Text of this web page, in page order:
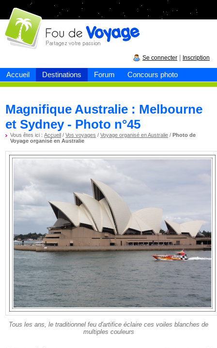
Accueil Destinations Forum Concours photo
Fou devoyage
Se connecter Inscription
Magnifique Australie : Melbourne
et Sydney - Photo n°45
Vous êtes ici :Accueil /Vos voyages /Voyage organisé en Australie /Photo de
Voyage organisé en Australie
Tous les ans, le traditionnel feu d'artifice éclaire ces voiles blanches de
multiples couleurs